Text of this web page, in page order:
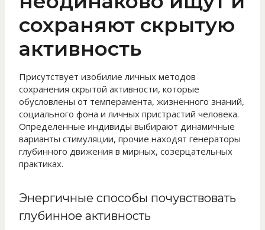
сохраняют скрытую
активность
Присутствует изобилие личных методов
сохранения скрытой активности, которые
обусловлены от темперамента, жизненного знаний,
социального фона и личных пристрастий человека.
Определенные индивиды выбирают динамичные
варианты стимуляции, прочие находят генераторы
глубинного движения в мирных, созерцательных
практиках.
Энергичные способы почувствовать
глубинное активность